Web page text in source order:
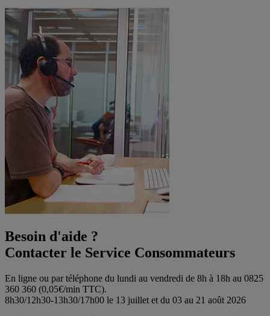
Besoin d'aide ?
Contacter le Service Consommateurs
En ligne ou par téléphone du lundi au vendredi de 8h à 18h au 0825
360 360 (0,05€/min TTC).
8h30/12h30-13h30/17h00 le 13 juillet et du 03 au 21 août 2026